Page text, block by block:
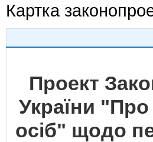
Картка
Проект
України
осіб" щодо